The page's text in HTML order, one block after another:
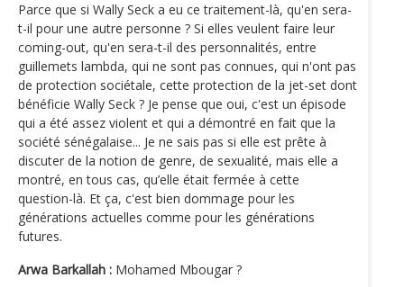
Parce que si Wally Seck a eu ce traitement-là, qu'en sera-
t-il pour une autre personne ? Si elles veulent faire leur
coming-out, qu'en sera-t-il des personnalités, entre
guillemets lambda, qui ne sont pas connues, qui n'ont pas
de protection sociétale, cette protection de la jet-set dont
bénéficie Wally Seck ? Je pense que oui, c'est un épisode
qui a été assez violent et qui a démontré en fait que la
société sénégalaise... Je ne sais pas si elle est prête à
discuter de la notion de genre, de sexualité, mais elle a
montré, en tous cas, qu’elle était fermée à cette
question-là. Et ça, c'est bien dommage pour les
générations actuelles comme pour les générations
futures.
Arwa Barkallah : Mohamed Mbougar ?